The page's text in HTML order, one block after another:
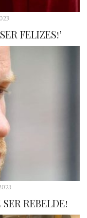
FELIZES!’
REBELDE!